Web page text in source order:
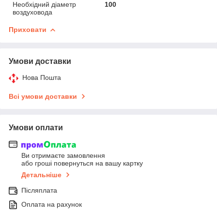
Необхідний діаметр
воздуховода
100
Приховати
Умови доставки
Нова Пошта
Всі умови доставки
Умови оплати
Ви отримаєте замовлення
або гроші повернуться на вашу картку
Детальніше
Післяплата
Оплата на рахунок